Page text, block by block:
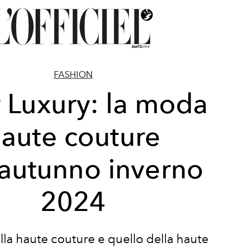
FASHION
Luxury: la moda
couture
inverno
2024
haute couture e quello della haute